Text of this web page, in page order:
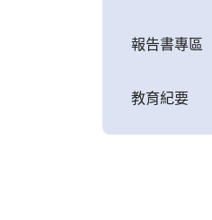
報告書專區
教育紀要